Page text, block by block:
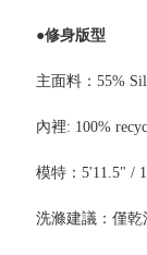
●修身版型
主面料：55%
內裡: 100%
模特：5'11.5" /
洗滌建議：僅乾